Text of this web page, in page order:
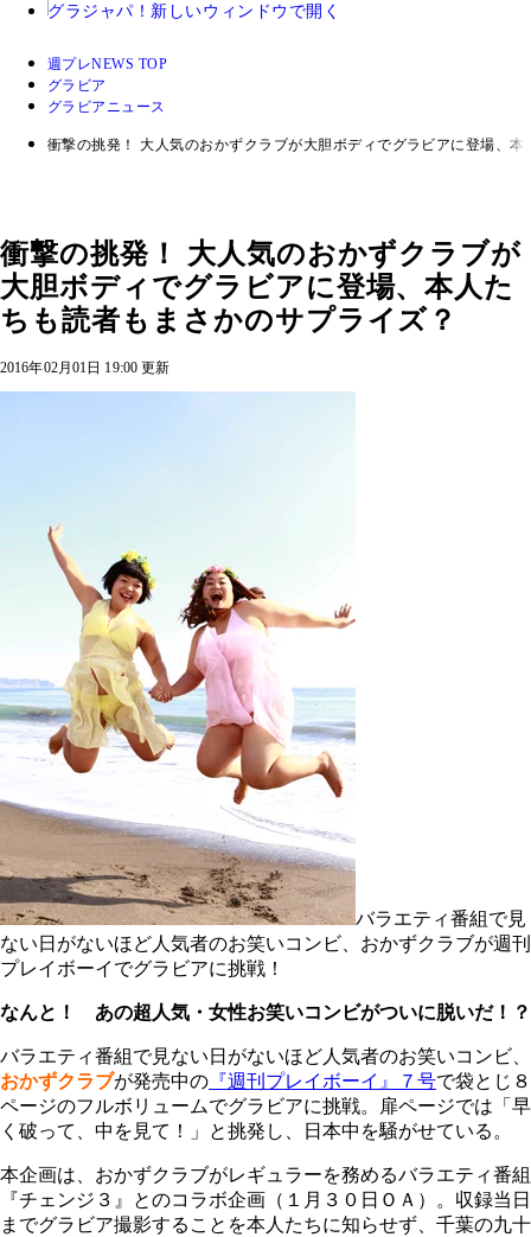
グラジャパ！ 新しいウィンドウで開く
週プレNEWS TOP
グラビア
グラビアニュース
衝撃の挑発！ 大人気のおかずクラブが大胆ボディでグラビアに登場、
衝撃の挑発！ 大人気のおかずクラブが
大胆ボディでグラビアに登場、本人た
ちも読者もまさかのサプライズ？
2016年02月01日 19:00 更新
バラエティ番組で見
ない日がないほど人気者のお笑いコンビ、おかずクラブが週刊
プレイボーイでグラビアに挑戦！
なんと！ あの超人気・女性お笑いコンビがついに脱いだ！？
バラエティ番組で見ない日がないほど人気者のお笑いコンビ、
おかずクラブが発売中の 『週刊プレイボーイ』７号で袋とじ８
ページのフルボリュームでグラビアに挑戦。扉ページでは「早
く破って、中を見て！」と挑発し、日本中を騒がせている。
本企画は、おかずクラブがレギュラーを務めるバラエティ番組
『チェンジ３』とのコラボ企画（１月３０日ＯＡ）。収録当日
までグラビア撮影することを本人たちに知らせず、千葉の九十